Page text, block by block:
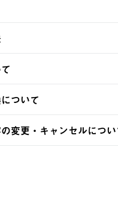
ード決済
済完了より2営業日以内に商品
期連休期間中のご注文は除
ついて
変更・キャンセルについ